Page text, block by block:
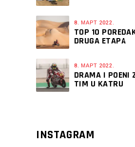
8. МАРТ 2022.
TOP 10
DRUGA ETAPA
8. МАРТ 2022.
DRAMA I POENI
TIM U KATRU
INSTAGRAM